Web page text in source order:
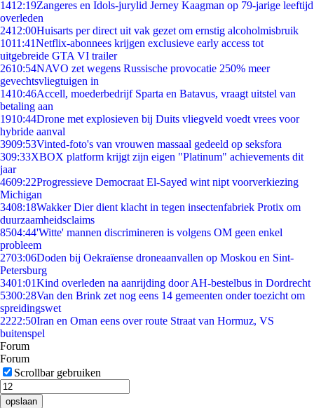
1412:19Zangeres en Idols-jurylid Jerney Kaagman op 79-jarige leeftijd
overleden
2412:00Huisarts per direct uit vak gezet om ernstig alcoholmisbruik
1011:41Netflix-abonnees krijgen exclusieve early access tot
uitgebreide GTA VI trailer
2610:54NAVO zet wegens Russische provocatie 250% meer
gevechtsvliegtuigen in
1410:46Accell, moederbedrijf Sparta en Batavus, vraagt uitstel van
betaling aan
1910:44Drone met explosieven bij Duits vliegveld voedt vrees voor
hybride aanval
3909:53Vinted-foto's van vrouwen massaal gedeeld op seksfora
309:33XBOX platform krijgt zijn eigen "Platinum" achievements dit
jaar
4609:22Progressieve Democraat El-Sayed wint nipt voorverkiezing
Michigan
3408:18Wakker Dier dient klacht in tegen insectenfabriek Protix om
duurzaamheidsclaims
8504:44'Witte' mannen discrimineren is volgens OM geen enkel
probleem
2703:06Doden bij Oekraïense droneaanvallen op Moskou en Sint-
Petersburg
3401:01Kind overleden na aanrijding door AH-bestelbus in Dordrecht
5300:28Van den Brink zet nog eens 14 gemeenten onder toezicht om
spreidingswet
2222:50Iran en Oman eens over route Straat van Hormuz, VS
buitenspel
Forum
Forum
Scrollbar gebruiken
opslaan